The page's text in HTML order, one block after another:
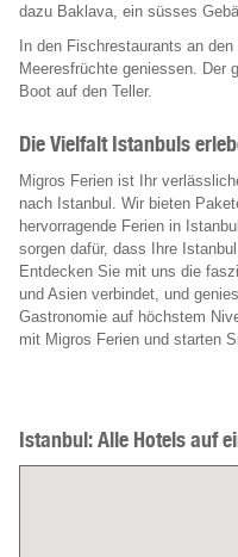
dazu Baklava, ein süsses
In den Fischrestaurants an
Meeresfrüchte geniessen. Der
Boot auf den Teller.
Die Vielfalt Istanbuls
Migros Ferien ist Ihr
nach Istanbul. Wir bieten
hervorragende Ferien in
sorgen dafür, dass Ihre
Entdecken Sie mit uns die
und Asien verbindet, und
Gastronomie auf höchstem
mit Migros Ferien und starten
Istanbul: Alle Hotels auf